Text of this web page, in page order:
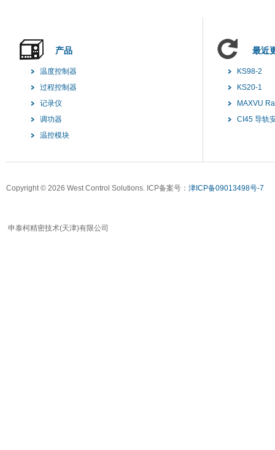
产品
温度控制器
过程控制器
记录仪
调功器
温控模块
最近
KS98-2
KS20-1
MAXVU
CI45 导轨
Copyright © 2026 West Control Solutions. ICP备案号： 津ICP备09013498号-7
申泰柯精密技术(天津)有限公司